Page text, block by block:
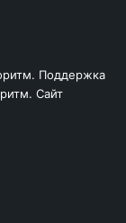
Поддержка
Сайт